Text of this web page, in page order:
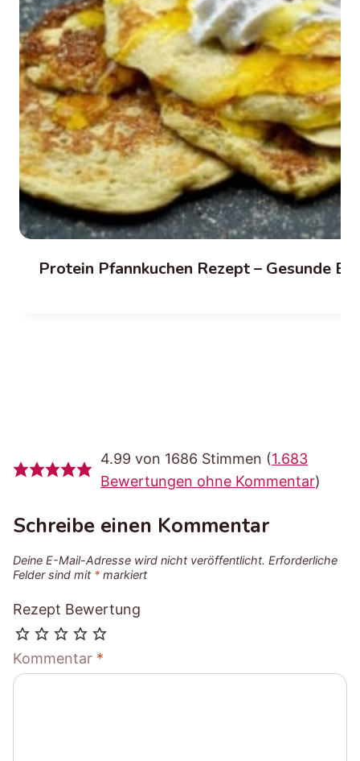
Protein Pfannkuchen Rezept – Gesunde
4.99 von 1686 Stimmen (1.683
Bewertungen ohne Kommentar)
Schreibe einen Kommentar
Deine E-Mail-Adresse wird nicht veröffentlicht. Erforderliche
Felder sind mit * markiert
Rezept Bewertung
Kommentar *